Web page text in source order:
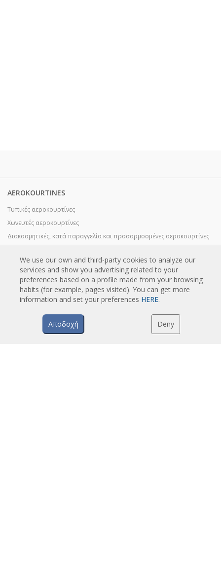
AEROKOURTINES
Τυπικές αεροκουρτίνες
Χωνευτές αεροκουρτίνες
Διακοσμητικές, κατά παραγγελία και προσαρμοσμένες αεροκουρτίνες
Ειδικά σχεδιασμένες αεροκουρτίνες με περιστρεφόμενη πόρτα
Αεροκουρτίνες με έλεγχο εντόμων
Αεροκουρτίνες αντλίας θερμότητας και εξοικονόμησης ενέργειας
Αεροκουρτίνες με σύστημα απολύμανσης και καθαρισμού
Οικονομικές αεροκουρτίνες χαμηλού κόστους
We use our own and third-party cookies to analyze our
services and show you advertising related to your
preferences based on a profile made from your browsing
habits (for example, pages visited). You can get more
information and set your preferences HERE.
Αποδοχή Deny